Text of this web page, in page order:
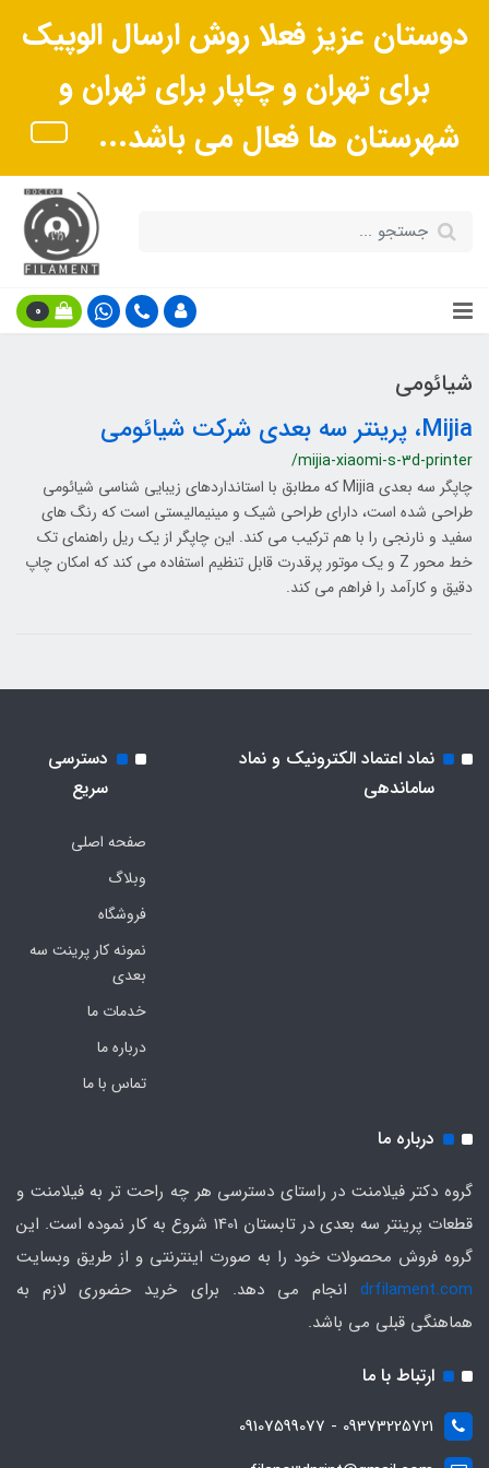
دوستان عزیز فعلا روش ارسال الوپیک
برای تهران و چاپار برای تهران و
شهرستان ها فعال می باشد...
0
شیائومی
Mijia، پرینتر سه بعدی شرکت شیائومی
/mijia-xiaomi-s-3d-printer
چاپگر سه بعدی Mijia که مطابق با استانداردهای زیبایی شناسی شیائومی
طراحی شده است، دارای طراحی شیک و مینیمالیستی است که رنگ های
سفید و نارنجی را با هم ترکیب می کند. این چاپگر از یک ریل راهنمای تک
خط محور Z و یک موتور پرقدرت قابل تنظیم استفاده می کند که امکان چاپ
دقیق و کارآمد را فراهم می کند.
نماد اعتماد الکترونیک و نماد
ساماندهی
دسترسی
سریع
صفحه اصلی
وبلاگ
فروشگاه
نمونه کار پرینت سه
بعدی
خدمات ما
درباره ما
تماس با ما
درباره ما
گروه دکتر فیلامنت در راستای دسترسی هر چه راحت تر به فیلامنت و
قطعات پرینتر سه بعدی در تابستان 1401 شروع به کار نموده است. این
گروه فروش محصولات خود را به صورت اینترنتی و از طریق وبسایت
drfilament.com انجام می دهد. برای خرید حضوری لازم به
هماهنگی قبلی می باشد.
ارتباط با ما
09373225721 - 09107599077